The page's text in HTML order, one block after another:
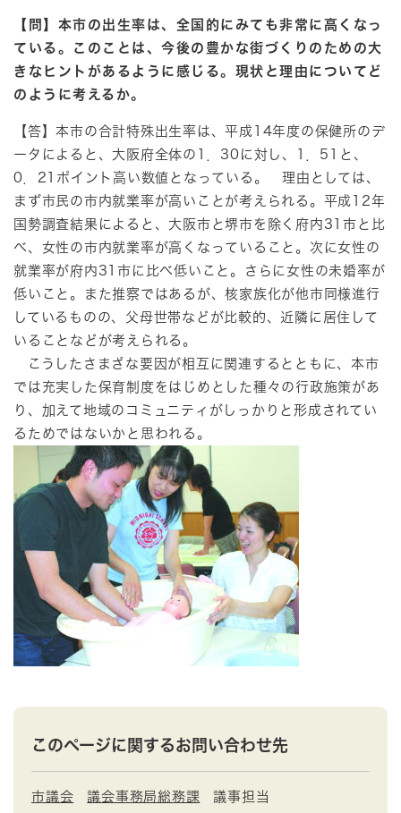
【問】本市の出生率は、全国的にみても非常に高くなっ
ている。このことは、今後の豊かな街づくりのための大
きなヒントがあるように感じる。現状と理由についてど
のように考えるか。
【答】本市の合計特殊出生率は、平成14年度の保健所のデ
ータによると、大阪府全体の1．30に対し、1．51と、
0．21ポイント高い数値となっている。 理由としては、
まず市民の市内就業率が高いことが考えられる。平成12年
国勢調査結果によると、大阪市と堺市を除く府内31市と比
べ、女性の市内就業率が高くなっていること。次に女性の
就業率が府内31市に比べ低いこと。さらに女性の未婚率が
低いこと。また推察ではあるが、核家族化が他市同様進行
しているものの、父母世帯などが比較的、近隣に居住して
いることなどが考えられる。
こうしたさまざな要因が相互に関連するとともに、本市
では充実した保育制度をはじめとした種々の行政施策があ
り、加えて地域のコミュニティがしっかりと形成されてい
るためではないかと思われる。
このページに関するお問い合わせ先
市議会 議会事務局総務課 議事担当